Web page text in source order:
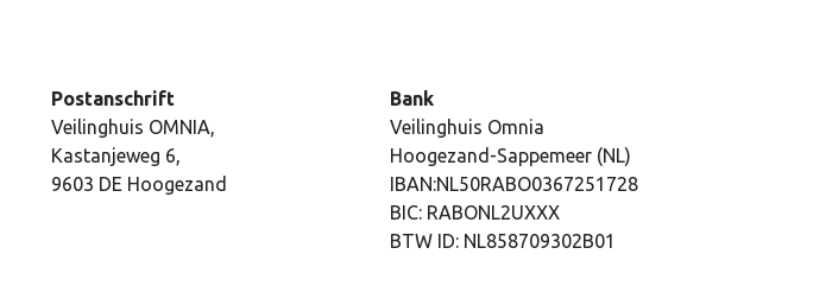
Postanschrift
Veilinghuis OMNIA,
Kastanjeweg 6,
9603 DE Hoogezand
Bank
Veilinghuis Omnia
Hoogezand-Sappemeer (NL)
IBAN:NL50RABO0367251728
BIC: RABONL2UXXX
BTW ID: NL858709302B01